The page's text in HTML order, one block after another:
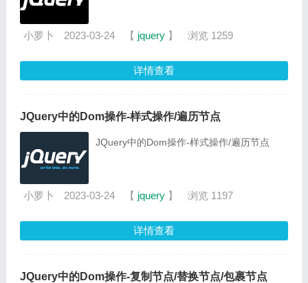
小萝卜 2023-03-24 【 jquery】 浏览 1259
详情查看
JQuery中的Dom操作-样式操作/遍历节点
JQuery中的Dom操作-样式操作/遍历节点
小萝卜 2023-03-24 【 jquery】 浏览 1197
详情查看
JQuery中的Dom操作-复制节点/替换节点/包裹节点